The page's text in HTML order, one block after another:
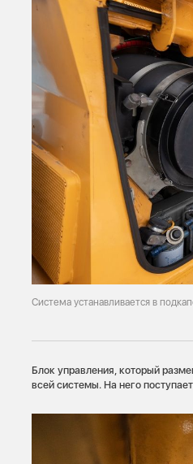
Система устанавливается в
Блок управления, который
всей системы. На него